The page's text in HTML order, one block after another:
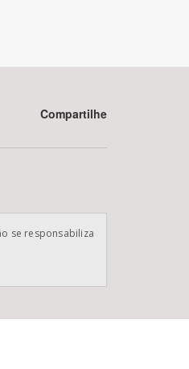
Compartilhe
se responsabiliza